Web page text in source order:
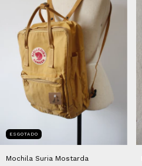
ESGOTADO
Mochila Suria Mostarda